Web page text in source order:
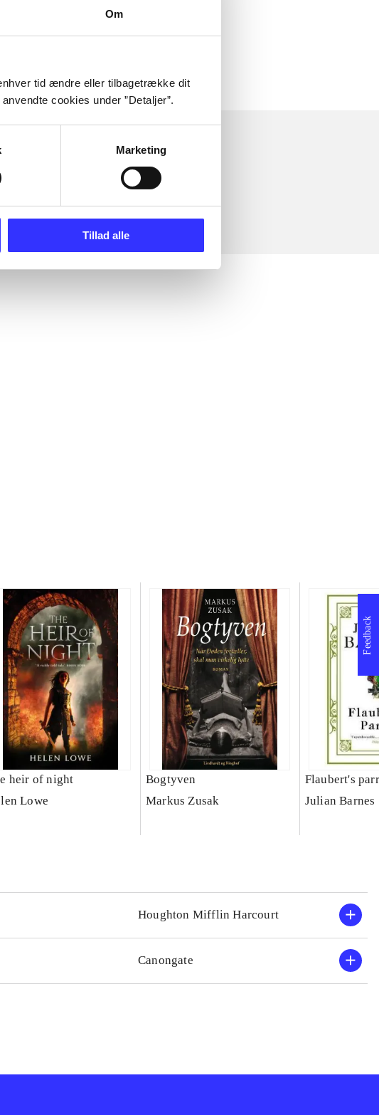
Om
tid ændre eller tilbagetrække dit
cookies under ”Detaljer”.
Marketing
Tillad alle
heir of night
Lowe
Bogtyven
Markus Zusak
Flaubert's
Julian Barnes
Houghton Mifflin Harcourt
Canongate
Feedback